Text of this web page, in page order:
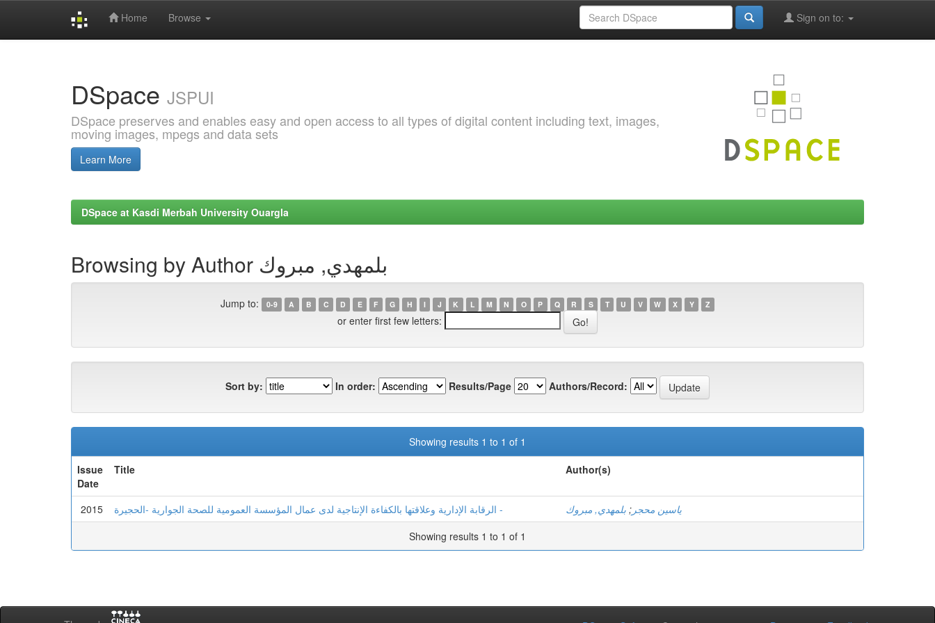
Home Browse Sign on to:
DSpace JSPUI
DSpace preserves and enables easy and open access to all types of digital content including text, images,
moving images, mpegs and data sets
Learn More
DSpace at Kasdi Merbah University Ouargla
Browsing by Author بلمهدي, مبروك
Jump to: 0-9 A B C D E F G H I J K L M N O P Q R S T U V W X Y Z
or enter first few letters:
Sort by: In order: Results/Page Authors/Record:
Showing results 1 to 1 of 1
Issue
Date
Title Author(s)
2015 الرقابة الإدارية وعلاقتها بالكفاءة الإنتاجية لدى عمال المؤسسة العمومية للصحة الجوارية -الحجيرة - ياسين محجر ; بلمهدي, مبروك
Showing results 1 to 1 of 1